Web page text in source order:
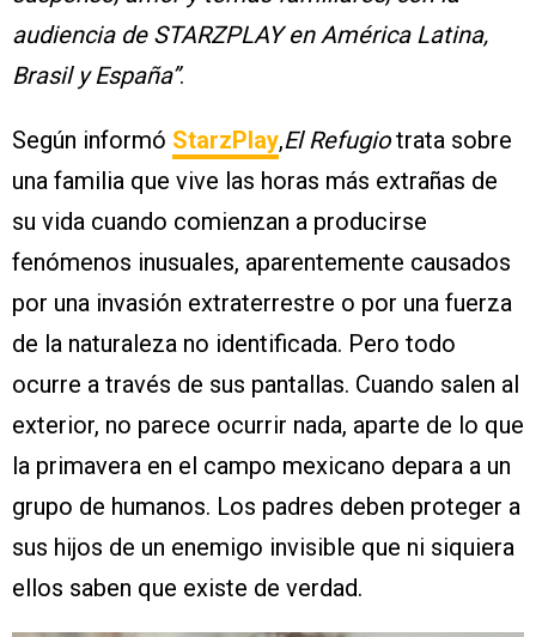
audiencia de STARZPLAY en América Latina,
Brasil y España”.
Según informó StarzPlay,El Refugiotrata sobre
una familia que vive las horas más extrañas de
su vida cuando comienzan a producirse
fenómenos inusuales, aparentemente causados
por una invasión extraterrestre o por una fuerza
de la naturaleza no identificada. Pero todo
ocurre a través de sus pantallas. Cuando salen al
exterior, no parece ocurrir nada, aparte de lo que
la primavera en el campo mexicano depara a un
grupo de humanos. Los padres deben proteger a
sus hijos de un enemigo invisible que ni siquiera
ellos saben que existe de verdad.